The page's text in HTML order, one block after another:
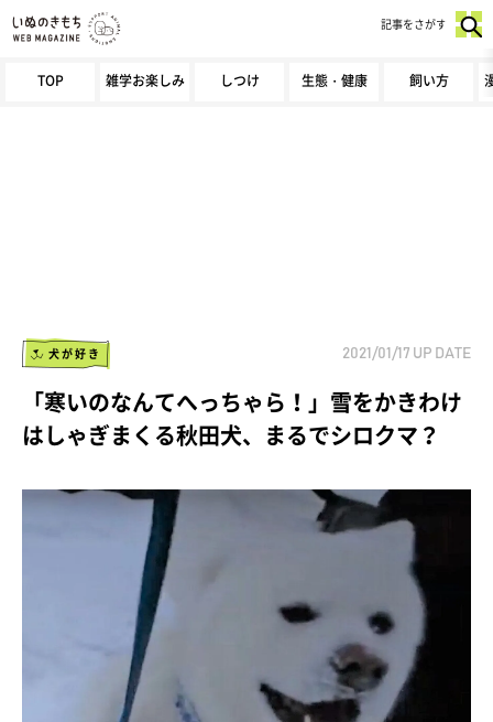
TOP 雑学お楽しみ しつけ 生態・健康 飼い方
記事をさがす
犬が好き 2021/01/17 UP DATE
「寒いのなんてへっちゃら！」雪をかきわけ
はしゃぎまくる秋田犬、まるでシロクマ？